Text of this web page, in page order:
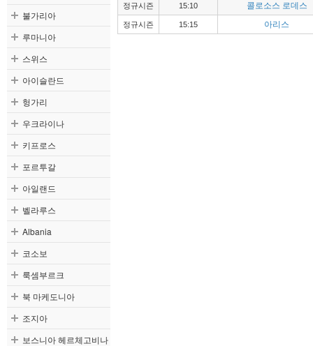
불가리아
루마니아
스위스
아이슬란드
헝가리
우크라이나
키프로스
포르투갈
아일랜드
벨라루스
Albania
코소보
룩셈부르크
북 마케도니아
조지아
보스니아 헤르체고비나
정규시즌 15:10 콜로소스 로데스
정규시즌 15:15 아리스